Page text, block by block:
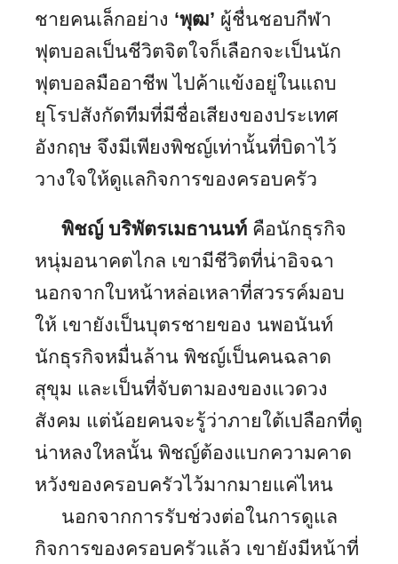
ชายคนเล็กอย่าง ‘พุฒ’ ผู้ชื่นชอบกีฬา
ฟุตบอลเป็นชีวิตจิตใจก็เลือกจะเป็นนัก
ฟุตบอลมืออาชีพ ไปค้าแข้งอยู่ในแถบ
ยุโรปสังกัดทีมที่มีชื่อเสียงของประเทศ
อังกฤษ จึงมีเพียงพิชญ์เท่านั้นที่บิดาไว้
วางใจให้ดูแลกิจการของครอบครัว
พิชญ์ บริพัตรเมธานนท์ คือนักธุรกิจ
หนุ่มอนาคตไกล เขามีชีวิตที่น่าอิจฉา
นอกจากใบหน้าหล่อเหลาที่สวรรค์มอบ
ให้ เขายังเป็นบุตรชายของ นพอนันท์
นักธุรกิจหมื่นล้าน พิชญ์เป็นคนฉลาด
สุขุม และเป็นที่จับตามองของแวดวง
สังคม แต่น้อยคนจะรู้ว่าภายใต้เปลือกที่ดู
น่าหลงใหลนั้น พิชญ์ต้องแบกความคาด
หวังของครอบครัวไว้มากมายแค่ไหน
นอกจากการรับช่วงต่อในการดูแล
กิจการของครอบครัวแล้ว เขายังมีหน้าที่